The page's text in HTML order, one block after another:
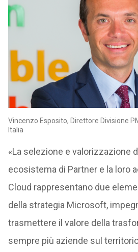
Vincenzo Esposito, Direttore Divisione
Italia
«La selezione e valorizzazione
ecosistema di Partner e la loro
Cloud rappresentano due
della strategia Microsoft,
trasmettere il valore della
sempre più aziende sul